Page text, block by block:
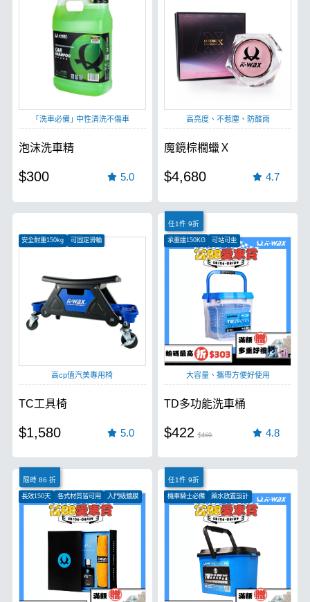
｢洗車必備｣ 中性清洗不傷車
泡沫洗車精
$300 5.0
高亮度、不惹塵、防酸雨
魔鏡棕櫚蠟Ｘ
$4,680 4.7
安全耐重150kg
可固定滑輪
高cp值汽美專用椅
TC工具椅
$1,580 5.0
任1件 9折
承重達150KG
可站可坐
水管固定架設計
大容量、攜帶方便好使用
TD多功能洗車桶
$422 $469 4.8
限時 86 折
長效150天 各式材質皆可用 入門級鍍膜
任1件 9折
機車騎士必備
藥水放置設計
蜂巢式隔離網